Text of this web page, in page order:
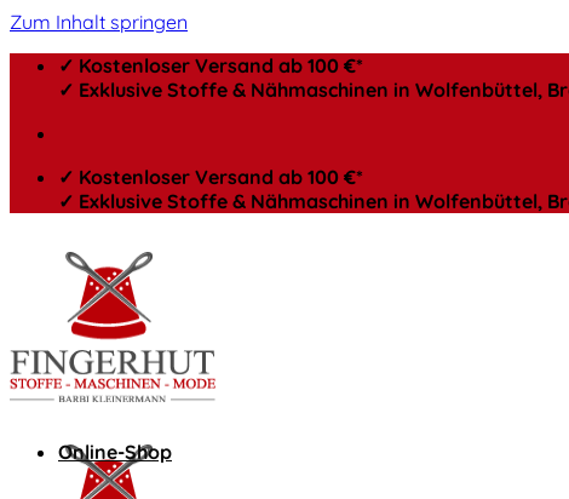
Zum Inhalt springen
✓ Kostenloser Versand ab 100 €*
✓ Exklusive Stoffe & Nähmaschinen in Wolfenbüttel,
✓ Kostenloser Versand ab 100 €*
✓ Exklusive Stoffe & Nähmaschinen in Wolfenbüttel,
Online-Shop